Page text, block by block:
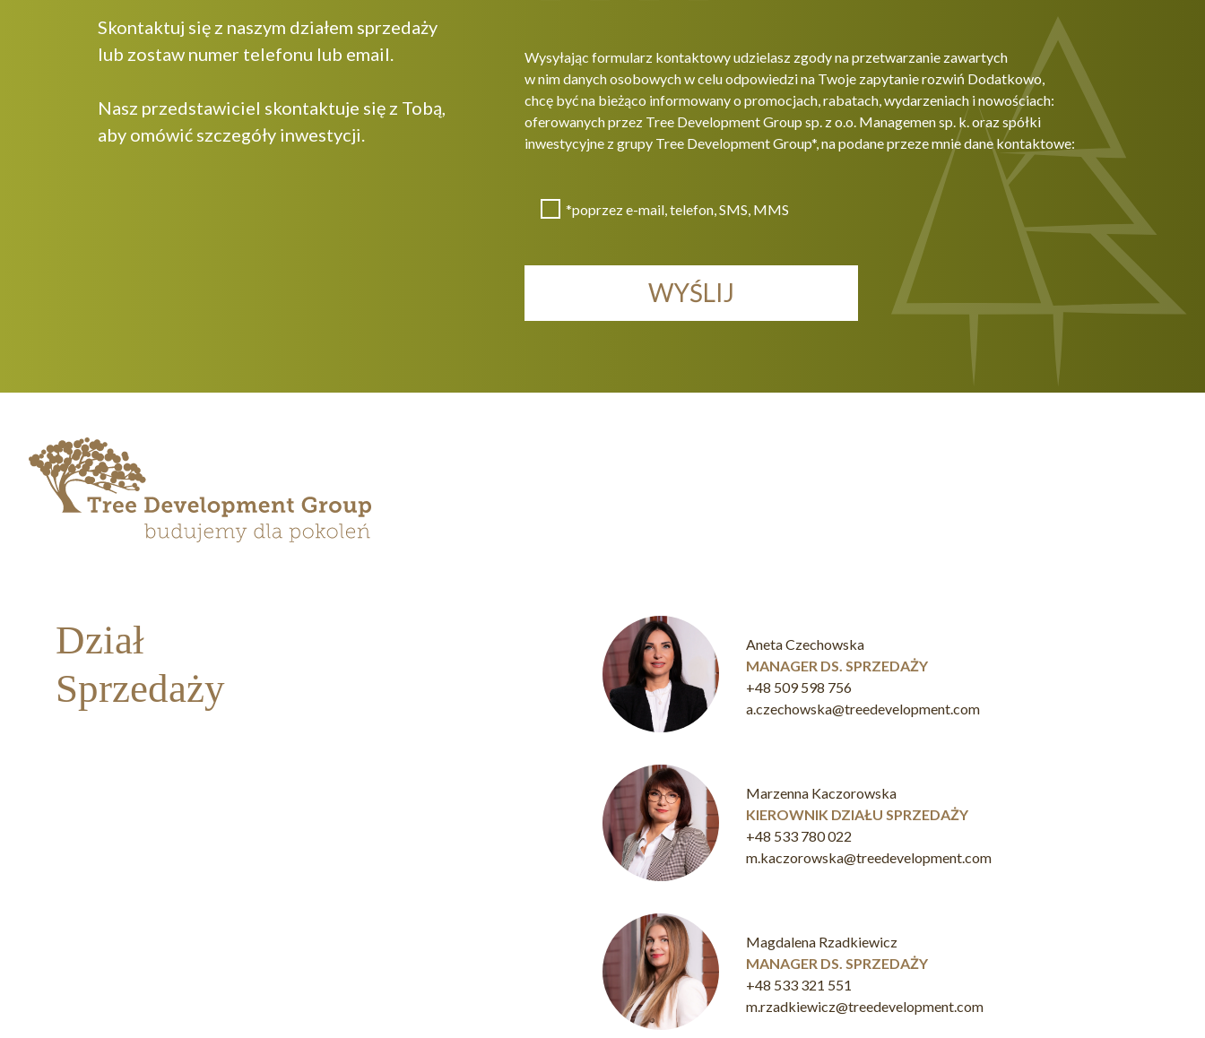
Skontaktuj się z naszym działem sprzedaży
lub zostaw numer telefonu lub email.
Nasz przedstawiciel skontaktuje się z Tobą,
aby omówić szczegóły inwestycji.
Wysyłając formularz kontaktowy udzielasz zgody na przetwarzanie zawartych
w nim danych osobowych w celu odpowiedzi na Twoje zapytanie rozwiń Dodatkowo,
chcę być na bieżąco informowany o promocjach, rabatach, wydarzeniach i nowościach:
oferowanych przez Tree Development Group sp. z o.o. Managemen sp. k. oraz spółki
inwestycyjne z grupy Tree Development Group*, na podane przeze mnie dane kontaktowe:
*poprzez e-mail, telefon, SMS, MMS
Dział
Sprzedaży
Aneta Czechowska
MANAGER DS. SPRZEDAŻY
+48 509 598 756
a.czechowska@treedevelopment.com
Marzenna Kaczorowska
KIEROWNIK DZIAŁU SPRZEDAŻY
+48 533 780 022
m.kaczorowska@treedevelopment.com
Magdalena Rzadkiewicz
MANAGER DS. SPRZEDAŻY
+48 533 321 551
m.rzadkiewicz@treedevelopment.com